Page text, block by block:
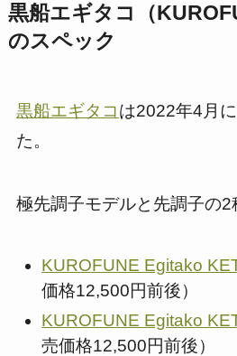
黒船エギタコ（
のスペック
黒船エギタコは2022年4月
た。
極先調子モデルと先調子の2
KUROFUNE Egitako
価格12,500円前後）
KUROFUNE Egitako
売価格12,500円前後）